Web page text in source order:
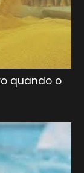
quando o